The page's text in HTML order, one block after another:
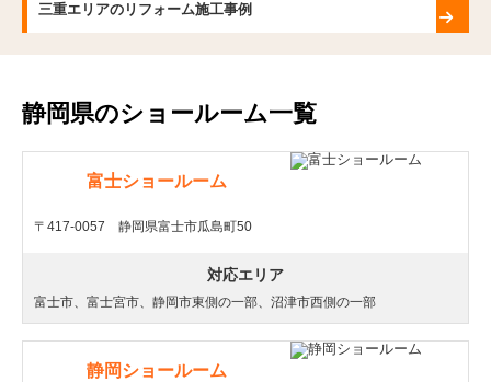
三重エリアのリフォーム施工事例
静岡県のショールーム一覧
富士ショールーム
〒417-0057 静岡県富士市瓜島町50
対応エリア
富士市、富士宮市、静岡市東側の一部、沼津市西側の一部
静岡ショールーム